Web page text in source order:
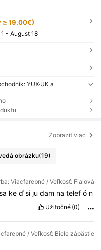
≥ 19.00€)
- August 18
YUX·UK a
Zobraziť viac
obrázku(19)
Viacfarebné / Veľkosť: Fialová
sa ke ďsi ju dam na telef ó n
Užitočné (0)
/ Veľkosť: Biele zápästie